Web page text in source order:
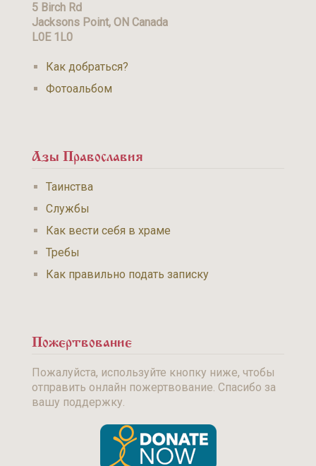
5 Birch Rd
Jacksons Point, ON Canada
L0E 1L0
Как добраться?
Фотоальбом
Азы Православия
Таинства
Службы
Как вести себя в храме
Требы
Как правильно подать записку
Пожертвование
Пожалуйста, используйте кнопку ниже, чтобы
отправить онлайн пожертвование. Спасибо за
вашу поддержку.